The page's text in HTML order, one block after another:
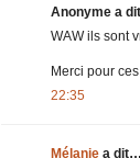
Anonyme a
WAW ils sont
Merci pour
22:35
Mélanie a dit…